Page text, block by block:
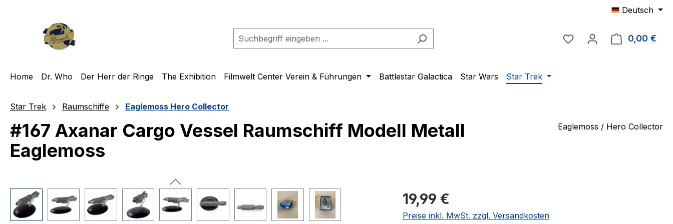
Deutsch
Du hast 0 Produkte auf
0,00 €
Home Dr. Who Der Herr der Ringe The Exhibition Filmwelt Center Verein & Führungen Battlestar Galactica Star Wars Star Trek
Star Trek Raumschiffe Eaglemoss Hero Collector
#167 Axanar Cargo Vessel Raumschiff Modell Metall
Eaglemoss
Eaglemoss / Hero Collector
Regulärer Preis:
19,99 €
Preise inkl. MwSt. zzgl. Versandkosten